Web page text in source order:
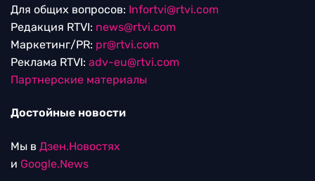
Для общих вопросов: Infortvi@rtvi.com
Редакция RTVI: news@rtvi.com
Маркетинг/PR: pr@rtvi.com
Реклама RTVI: adv-eu@rtvi.com
Партнерские материалы
Достойные новости
Мы в Дзен.Новостях
и Google.News